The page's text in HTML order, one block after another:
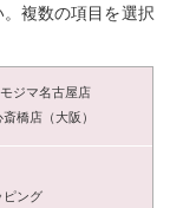
複数の項目を選択
ジマ名古屋店
橋店（大阪）
ピング